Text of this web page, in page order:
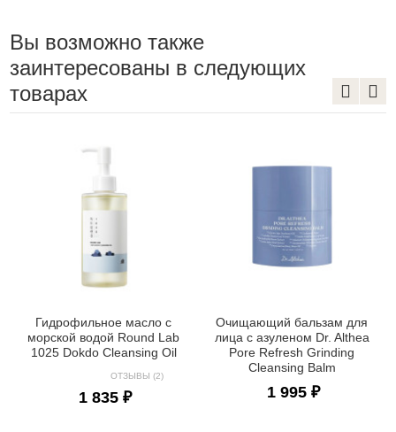
Вы возможно также
заинтересованы в следующих
товарах
Гидрофильное масло с
морской водой Round Lab
1025 Dokdo Cleansing Oil
ОТЗЫВЫ (2)
1 835 ₽
Очищающий бальзам для
лица с азуленом Dr. Althea
Pore Refresh Grinding
Cleansing Balm
1 995 ₽